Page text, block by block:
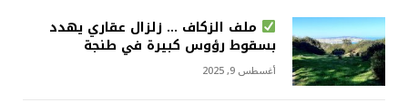
ملف الزكاف … زلزال عقاري يهدد
بسقوط رؤوس كبيرة في طنجة
أغسطس 9, 2025